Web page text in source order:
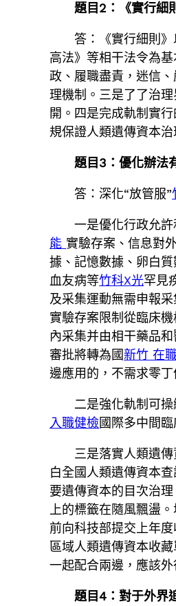
題目2：《實行細
答：《實行細則
高法》等相干法令為
政、履職盡責，迷信
理機制。三是了了治
開。四是完成軌制實
規保證人類遺傳資本
題目3：優化辦法
答：深化“放管服”
一是優化行政允
能 實驗存案、信息對
據、記憶數據、卵白
血友病等竹科X光罕見
及采集運動無需申報
實驗存案限制從臨床
內采集并由相干藥品
審批將轉為國新竹 在
邊應用的，不需求零
二是強化軌制可
入職健檢國際多中間
三是落實人類遺
白全國人類遺傳資本
要遺傳資本的目次治
上的標籤在隨風飄盪
前向科技部提交上年
區域人類遺傳資本收
一起配合兩邊，應該
題目4：對于外界